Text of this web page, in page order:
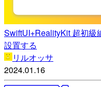
SwiftUI+RealityKit 超初級
設置する
リルオッサ
2024.01.16